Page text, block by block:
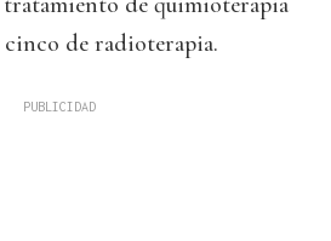
cinco de radioterapia.